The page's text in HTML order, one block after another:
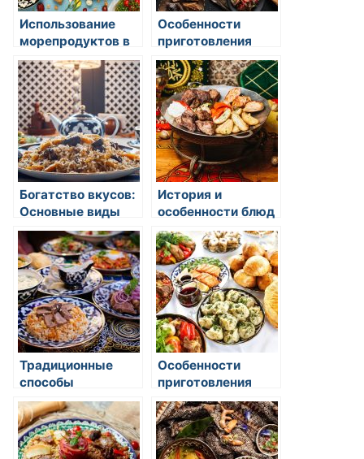
Использование
морепродуктов в
азиатской
гастрономии
Особенности
приготовления
супов в восточных
странах
Богатство вкусов:
Основные виды
рыбы в азиатской
гастрономии
История и
особенности блюд
восточной кухни
Традиционные
способы
приготовления чая
в восточных
странах
Особенности
приготовления
мясных блюд в
восточных
странах